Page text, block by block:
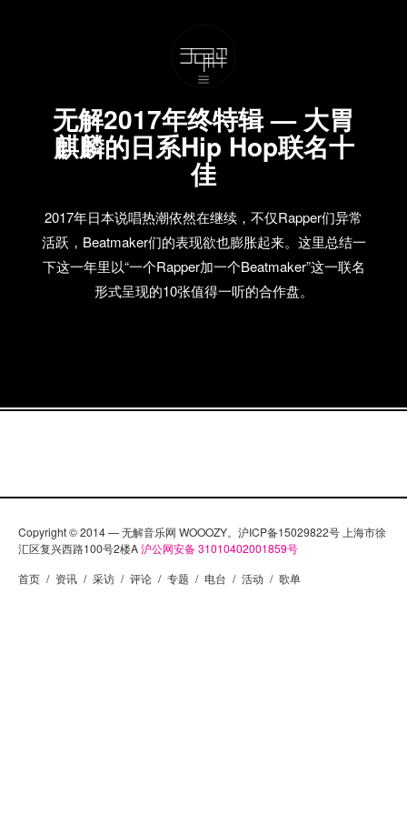
无解2017年终特辑 — 大胃
麒麟的日系Hip Hop联名十
佳
2017年日本说唱热潮依然在继续，不仅Rapper们异常
活跃，Beatmaker们的表现欲也膨胀起来。这里总结一
下这一年里以“一个Rapper加一个Beatmaker”这一联名
形式呈现的10张值得一听的合作盘。
Copyright © 2014 — 无解音乐网 WOOOZY。沪ICP备15029822号 上海市徐
汇区复兴西路100号2楼A沪公网安备 31010402001859号
首页 / 资讯 / 采访 / 评论 / 专题 / 电台 / 活动 / 歌单